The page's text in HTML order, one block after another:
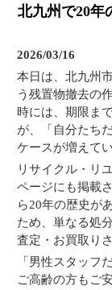
北九州で20年
2026/03/16
本日は、北九州
う残置物撤去の
時には、期限ま
が、「自分たち
ケースが増えてい
リサイクル・リ
ページにも掲載
ら20年の歴史が
ため、単なる処
査定・お買取り
「男性スタッフ
ご高齢の方もご